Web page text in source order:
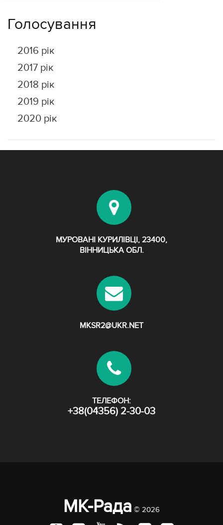
Голосування
2016 рік
2017 рік
2018 рік
2019 рік
2020 рік
МУРОВАНІ КУРИЛІВЦІ, 23400,
ВІННИЦЬКА ОБЛ.
MKSR2@UKR.NET
ТЕЛЕФОН:
+38(04356) 2-30-03
МК-Рада © 2026